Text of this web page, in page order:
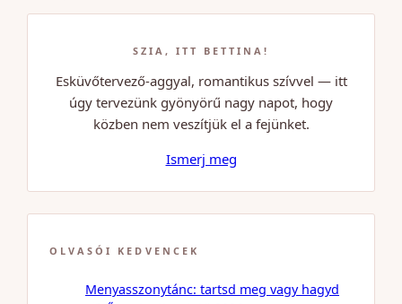
SZIA, ITT BETTINA!
Esküvőtervező-aggyal, romantikus szívvel — itt
úgy tervezünk gyönyörű nagy napot, hogy
közben nem veszítjük el a fejünket.
Ismerj meg
OLVASÓI KEDVENCEK
Menyasszonytánc: tartsd meg vagy hagyd